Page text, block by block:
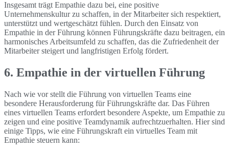
Insgesamt trägt Empathie dazu bei, eine positive
Unternehmenskultur zu schaffen, in der Mitarbeiter sich respektiert,
unterstützt und wertgeschätzt fühlen. Durch den Einsatz von
Empathie in der Führung können Führungskräfte dazu beitragen, ein
harmonisches Arbeitsumfeld zu schaffen, das die Zufriedenheit der
Mitarbeiter steigert und langfristigen Erfolg fördert.
6. Empathie in der virtuellen Führung
Nach wie vor stellt die Führung von virtuellen Teams eine
besondere Herausforderung für Führungskräfte dar. Das Führen
eines virtuellen Teams erfordert besondere Aspekte, um Empathie zu
zeigen und eine positive Teamdynamik aufrechtzuerhalten. Hier sind
einige Tipps, wie eine Führungskraft ein virtuelles Team mit
Empathie steuern kann: